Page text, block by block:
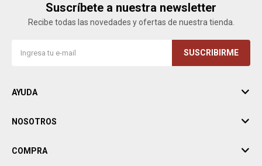
Suscríbete a nuestra newsletter
Recibe todas las novedades y ofertas de nuestra tienda.
SUSCRIBIRME
AYUDA
NOSOTROS
COMPRA